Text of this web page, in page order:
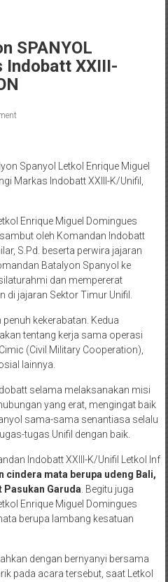
SPANYOL
Indobatt XXIII-
Spanyol Letkol Enrique Miguel
Markas Indobatt XXIII-K/Unifil,
Enrique Miguel Domingues
oleh Komandan Indobatt
S.Pd. beserta perwira jajaran
Batalyon Spanyol ke
dan mempererat
di jajaran Sektor Timur Unifil.
kekerabatan. Kedua
tentang kerja sama operasi
(Civil Military Cooperation),
lainnya.
selama melaksanakan misi
yang erat, mengingat baik
sama-sama senantiasa selalu
tugas Unifil dengan baik.
Indobatt XXIII-K/Unifil Letkol Inf
cindera mata berupa udeng Bali,
Pasukan Garuda. Begitu juga
Enrique Miguel Domingues
berupa lambang kesatuan
dengan bernyanyi bersama
pada acara tersebut, saat Letkol